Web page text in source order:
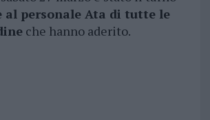
al personale Ata di tutte le
che hanno aderito.